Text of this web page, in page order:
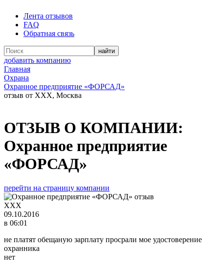
Лента отзывов
FAQ
Обратная связь
добавить компанию
Главная
Охрана
Охранное предприятие «ФОРСАД»
отзыв от XXX, Москва
ОТЗЫВ О КОМПАНИИ:
Охранное предприятие
«ФОРСАД»
перейти на страницу компании
XXX
09.10.2016
в 06:01
не платят обещаную зарплату просрали мое удостоверение
охранника
нет